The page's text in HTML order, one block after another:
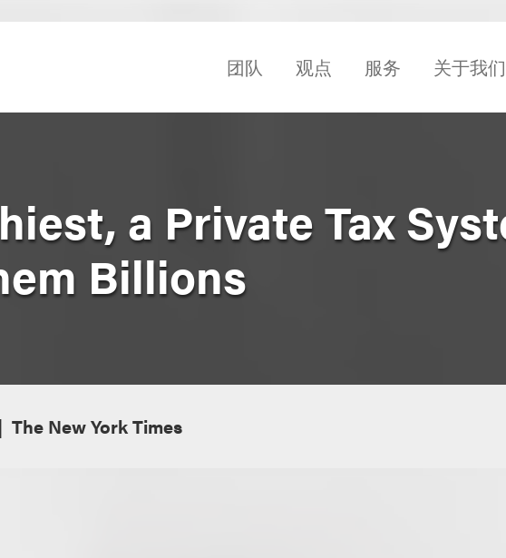
团队 观点 服务 关于我们
a Private Tax
Billions
The New York Times